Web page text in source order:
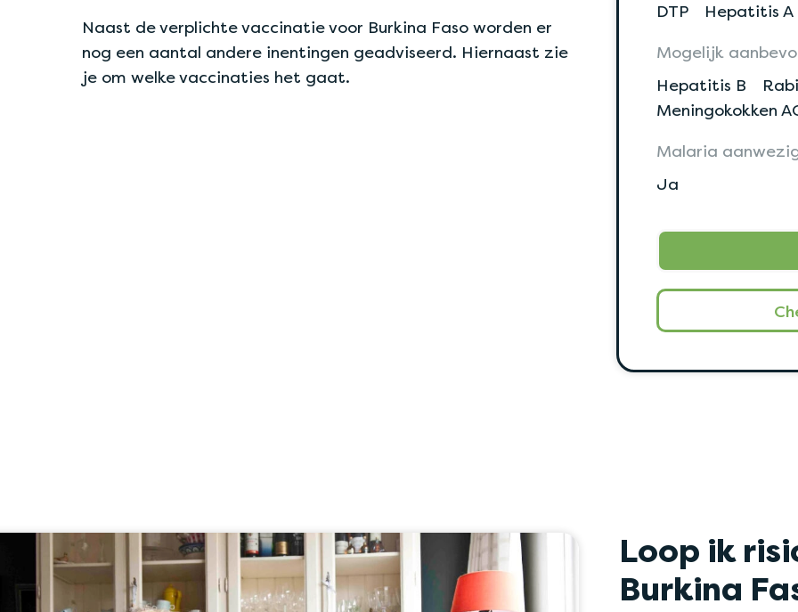
Naast de verplichte vaccinatie voor Burkina Faso worden er
nog een aantal andere inentingen geadviseerd. Hiernaast zie
je om welke vaccinaties het gaat.
DTP
Hepatitis A
Mogelijk
Hepatitis B
Meningokokken
Malaria
Ja
Loop ik
Burkina